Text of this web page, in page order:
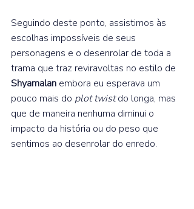
Seguindo deste ponto, assistimos às
escolhas impossíveis de seus
personagens e o desenrolar de toda a
trama que traz reviravoltas no estilo de
Shyamalan embora eu esperava um
pouco mais do plot twist do longa, mas
que de maneira nenhuma diminui o
impacto da história ou do peso que
sentimos ao desenrolar do enredo.